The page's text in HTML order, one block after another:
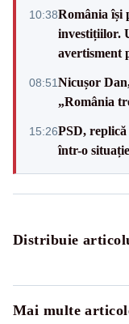
10:38România își
investițiilor.
avertisment
08:51Nicușor
„România
15:26PSD,
într-o
Distribuie
Mai multe